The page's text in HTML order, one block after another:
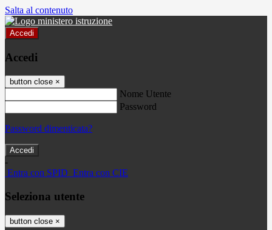
Salta al contenuto
Accedi
Accedi
button close ×
Nome Utente
Password
Password dimenticata?
-
Entra con SPID Entra con CIE
Seleziona utente
button close ×